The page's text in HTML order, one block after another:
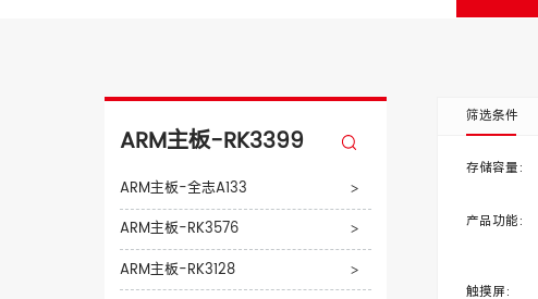
ARM主板-RK3399
ARM主板-全志A133 >
ARM主板-RK3576 >
ARM主板-RK3128 >
筛选条件
存储容量：
产品功能：
触摸屏：